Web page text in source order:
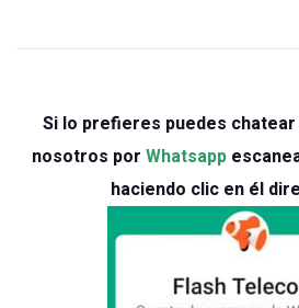
Si lo prefieres puedes
nosotros por Whatsapp
haciendo clic en él